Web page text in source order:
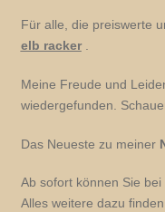
Für alle, die preiswerte
elb racker.
Meine Freude und
wiedergefunden.
Das Neueste zu meiner
Ab sofort können Sie bei
Alles weitere dazu